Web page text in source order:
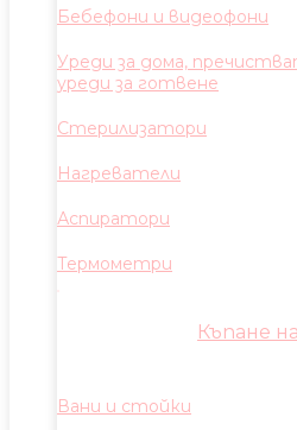
Бебефони и видеофони
Уреди за дома,
уреди за готвене
Стерилизатори
Нагреватели
Аспиратори
Термометри
Къпане
Вани и стойки